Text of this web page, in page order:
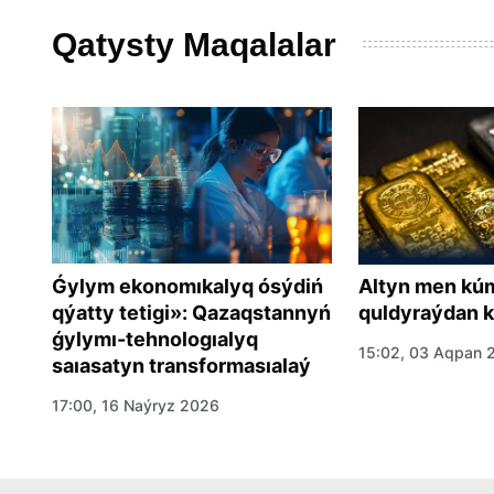
Qatysty Maqalalar
Ǵylym ekonomıkalyq ósýdiń
qýatty tetigi»: Qazaqstannyń
ǵylymı-tehnologıalyq
saıasatyn transformasıalaý
17:00, 16 Naýryz 2026
Altyn men
quldyraýdan
15:02, 03 Aqpan